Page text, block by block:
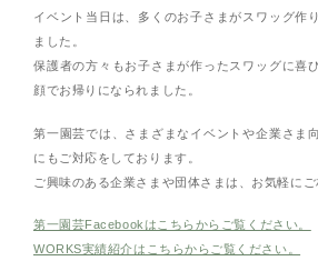
イベント当日は、多くのお子さまがスワッグ作
ました。
保護者の方々もお子さまが作ったスワッグに喜
顔でお帰りになられました。
第一園芸では、さまざまなイベントや企業さま
にもご対応をしております。
ご興味のある企業さまや団体さまは、お気軽にご
第一園芸Facebookはこちらからご覧ください。
WORKS実績紹介はこちらからご覧ください。